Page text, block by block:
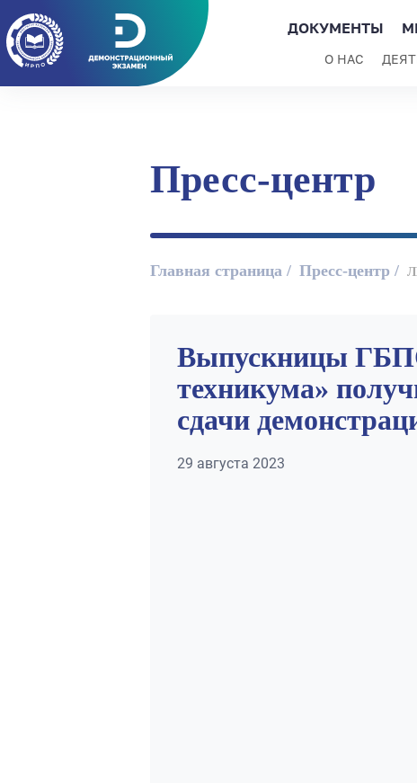
ДОКУМЕНТЫ
О НАС
Пресс-центр
Главная страница Пресс-центр
Выпускницы
техникума»
сдачи
29 августа 2023